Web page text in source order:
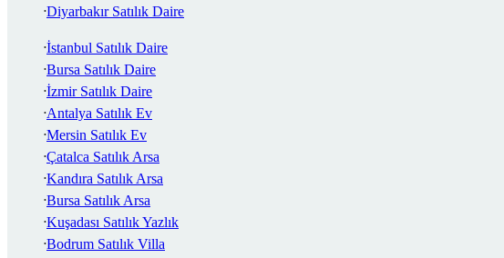
Diyarbakır Satılık Daire
İstanbul Satılık Daire
Bursa Satılık Daire
İzmir Satılık Daire
Antalya Satılık Ev
Mersin Satılık Ev
Çatalca Satılık Arsa
Kandıra Satılık Arsa
Bursa Satılık Arsa
Kuşadası Satılık Yazlık
Bodrum Satılık Villa